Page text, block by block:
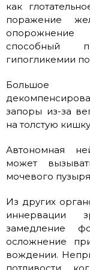
как
поражение
опорожнение
способный
гипогликемии
Большое
запоры из-за
на толстую
Автономная
может
мочевого
Из других
иннервации
замедление
осложнение
вождении.